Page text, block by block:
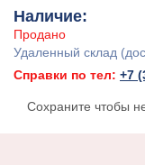
Наличие:
Продано
Удаленный склад
Справки по тел: +7
Сохраните чтобы